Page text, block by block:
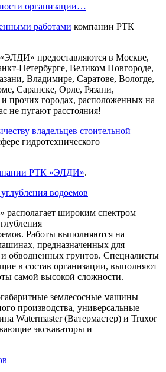
организации…
работами компании РТК
предоставляются в Москве,
Петербурге, Великом Новгороде,
Владимире, Саратове, Вологде,
Саранске, Орле, Рязани,
и прочих городах, расположенных на
не пугают расстояния!
владельцев стоительной
гидротехнического
РТК «ЭЛДИ».
водоемов
широким спектром
Работы выполняются на
предназначенных для
обводненных грунтов. Специалисты
в состав организации, выполняют
самой высокой сложности.
землесосные машины
производства, универсальные
Watermaster (Ватермастер) и Truxor
экскаваторы и